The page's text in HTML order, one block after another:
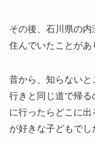
その後、石川県の
住んでいたことがあ
昔から、知らないと
行きと同じ道で帰
に行ったらどこに
が好きな子どもでし